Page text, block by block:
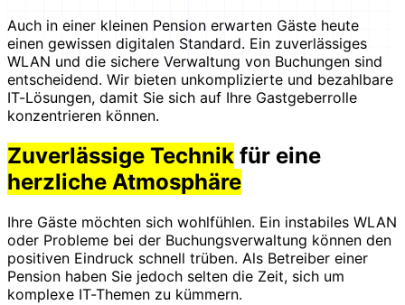
Auch in einer kleinen Pension erwarten Gäste heute
einen gewissen digitalen Standard. Ein zuverlässiges
WLAN und die sichere Verwaltung von Buchungen sind
entscheidend. Wir bieten unkomplizierte und bezahlbare
IT-Lösungen, damit Sie sich auf Ihre Gastgeberrolle
konzentrieren können.
Zuverlässige Technik für eine
herzliche Atmosphäre
Ihre Gäste möchten sich wohlfühlen. Ein instabiles WLAN
oder Probleme bei der Buchungsverwaltung können den
positiven Eindruck schnell trüben. Als Betreiber einer
Pension haben Sie jedoch selten die Zeit, sich um
komplexe IT-Themen zu kümmern.